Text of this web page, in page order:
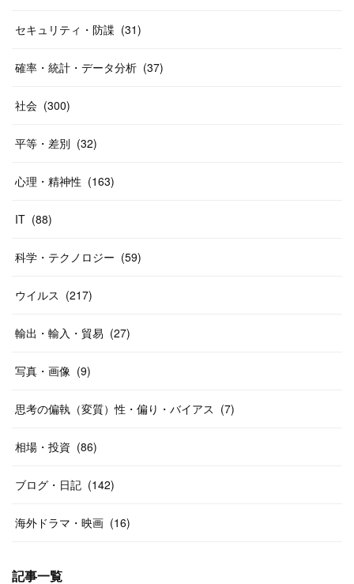
セキュリティ・防諜 (31)
確率・統計・データ分析 (37)
社会 (300)
平等・差別 (32)
心理・精神性 (163)
IT (88)
科学・テクノロジー (59)
ウイルス (217)
輸出・輸入・貿易 (27)
写真・画像 (9)
思考の偏執（変質）性・偏り・バイアス (7)
相場・投資 (86)
ブログ・日記 (142)
海外ドラマ・映画 (16)
記事一覧